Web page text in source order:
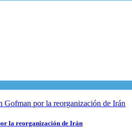
la reorganización de Irán